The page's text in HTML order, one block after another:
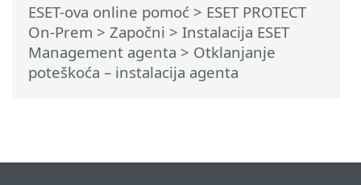
ESET-ova online pomoć > ESET PROTECT
On-Prem > Započni > Instalacija ESET
Management agenta > Otklanjanje
poteškoća – instalacija agenta